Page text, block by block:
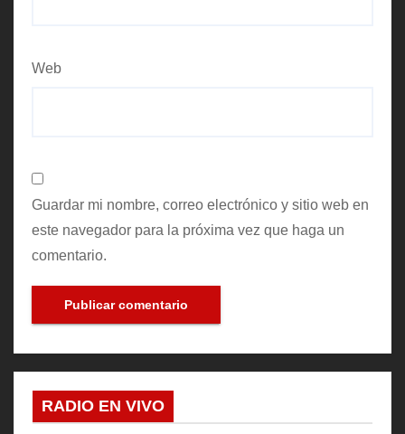
Web
Guardar mi nombre, correo electrónico y sitio web en
este navegador para la próxima vez que haga un
comentario.
RADIO EN VIVO